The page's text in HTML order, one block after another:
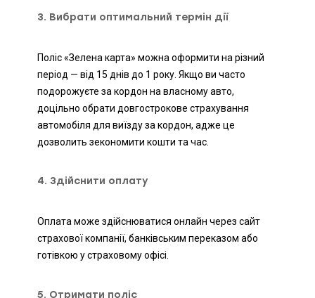
3. Вибрати оптимальний термін дії
Поліс «Зелена карта» можна оформити на різний
період — від 15 днів до 1 року. Якщо ви часто
подорожуєте за кордон на власному авто,
доцільно обрати довгострокове страхування
автомобіля для виїзду за кордон, адже це
дозволить зекономити кошти та час.
4. Здійснити оплату
Оплата може здійснюватися онлайн через сайт
страхової компанії, банківським переказом або
готівкою у страховому офісі.
5. Отримати поліс